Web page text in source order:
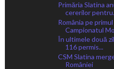
Primăria Slatina
cererilor
România pe
Campionatul
În ultimele două
116 permis...
CSM Slatina
României